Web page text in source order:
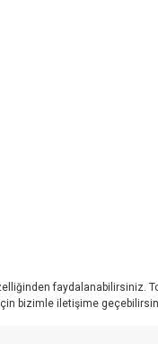
faydalanabilirsiniz.
bizimle iletişime